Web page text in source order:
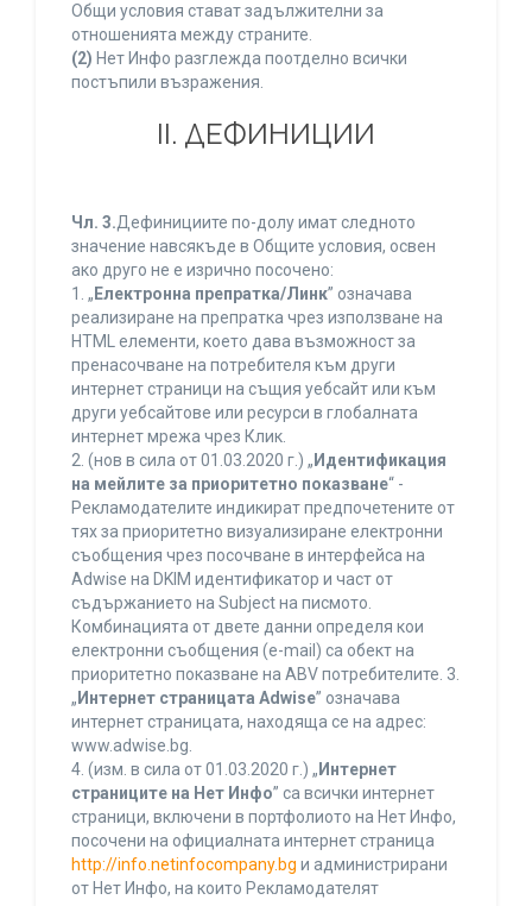
Общи условия стават задължителни за
отношенията между страните.
(2) Нет Инфо разглежда поотделно всички
постъпили възражения.
ІІ. ДЕФИНИЦИИ
Чл. 3.Дефинициите по-долу имат следното
значение навсякъде в Общите условия, освен
ако друго не е изрично посочено:
1. „ Електронна препратка/Линк” означава
реализиране на препратка чрез използване на
HTML елементи, което дава възможност за
пренасочване на потребителя към други
интернет страници на същия уебсайт или към
други уебсайтове или ресурси в глобалната
интернет мрежа чрез Клик.
2. (нов в сила от 01.03.2020 г.) „ Идентификация
на мейлите за приоритетно показване“ -
Рекламодателите индикират предпочетените от
тях за приоритетно визуализиране електронни
съобщения чрез посочване в интерфейса на
Adwise на DKIM идентификатор и част от
съдържанието на Subject на писмото.
Комбинацията от двете данни определя кои
електронни съобщения (e-mail) са обект на
приоритетно показване на ABV потребителите. 3.
„ Интернет страницата Adwise” означава
интернет страницата, находяща се на адрес:
www.adwise.bg.
4. (изм. в сила от 01.03.2020 г.) „ Интернет
страниците на Нет Инфо” са всички интернет
страници, включени в портфолиото на Нет Инфо,
посочени на официалната интернет страница
http://info.netinfocompany.bg и администрирани
от Нет Инфо, на които Рекламодателят